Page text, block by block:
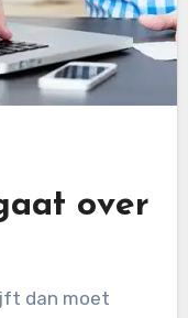
over
dan moet